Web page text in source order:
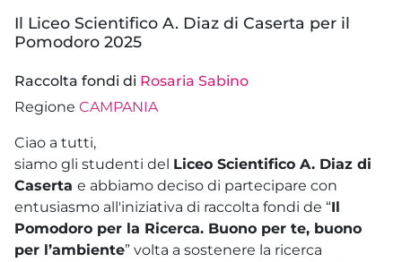
Il Liceo Scientifico A. Diaz di Caserta per il
Pomodoro 2025
Raccolta fondi di Rosaria Sabino
Regione CAMPANIA
Ciao a tutti,
siamo gli studenti del Liceo Scientifico A. Diaz di
Caserta e abbiamo deciso di partecipare con
entusiasmo all'iniziativa di raccolta fondi de “Il
Pomodoro per la Ricerca. Buono per te, buono
per l’ambiente” volta a sostenere la ricerca